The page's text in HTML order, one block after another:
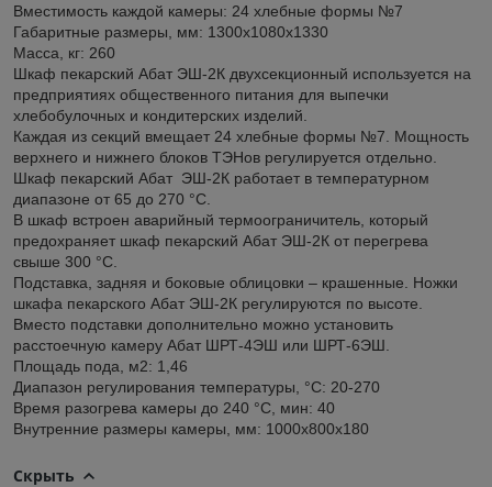
Вместимость каждой камеры: 24 хлебные формы №7
Габаритные размеры, мм: 1300x1080x1330
Масса, кг: 260
Шкаф пекарский Абат ЭШ-2К двухсекционный используется на
предприятиях общественного питания для выпечки
хлебобулочных и кондитерских изделий.
Каждая из секций вмещает 24 хлебные формы №7. Мощность
верхнего и нижнего блоков ТЭНов регулируется отдельно.
Шкаф пекарский Абат ЭШ-2К работает в температурном
диапазоне от 65 до 270 °С.
В шкаф встроен аварийный термоограничитель, который
предохраняет шкаф пекарский Абат ЭШ-2К от перегрева
свыше 300 °С.
Подставка, задняя и боковые облицовки – крашенные. Ножки
шкафа пекарского Абат ЭШ-2К регулируются по высоте.
Вместо подставки дополнительно можно установить
расстоечную камеру Абат ШРТ-4ЭШ или ШРТ-6ЭШ.
Площадь пода, м2: 1,46
Диапазон регулирования температуры, °C: 20-270
Время разогрева камеры до 240 °C, мин: 40
Внутренние размеры камеры, мм: 1000x800x180
Скрыть